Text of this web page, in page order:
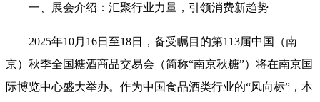
一、展会介绍：汇聚行业力量，引领消费新趋势
2025年10月16日至18日，备受瞩目的第113届中国（南
京）秋季全国糖酒商品交易会（简称“南京秋糖”）将在南京国
际博览中心盛大举办。作为中国食品酒类行业的“风向标”，本